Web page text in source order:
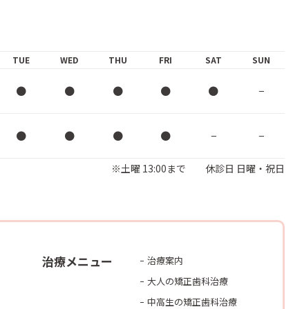
TUE WED THU FRI SAT SUN
※土曜 13:00まで 休診日 日曜・祝日
● ● ● ● ● −
● ● ● ● − −
治療メニュー
治療案内
大人の矯正歯科治療
中高生の矯正歯科治療